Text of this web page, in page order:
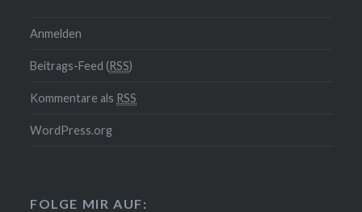
Anmelden
Beitrags-Feed (RSS)
Kommentare als RSS
WordPress.org
FOLGE MIR AUF: